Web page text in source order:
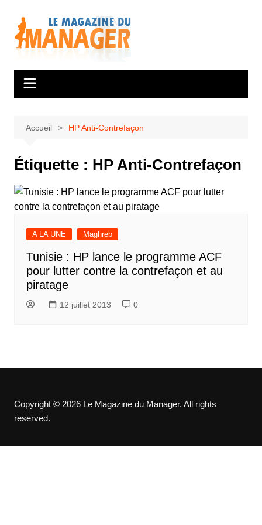
contenu
Accueil HP Anti-Contrefaçon
Étiquette : HP Anti-Contrefaçon
A LA UNE Maghreb
Tunisie : HP lance le programme ACF
pour lutter contre la contrefaçon et au
piratage
12 juillet 2013 0
Copyright © 2026 Le Magazine du Manager. All rights
reserved.